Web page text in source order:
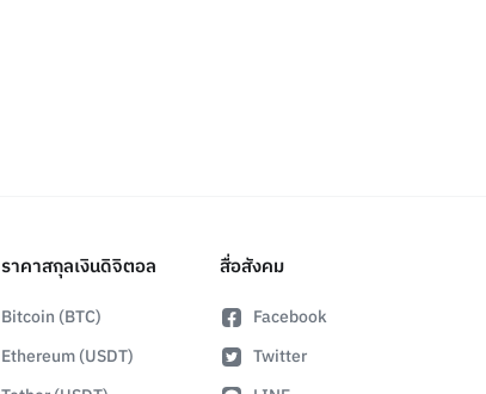
ราคาสกุลเงินดิจิตอล
Bitcoin (BTC)
Ethereum (USDT)
สื่อสังคม
Facebook
Twitter